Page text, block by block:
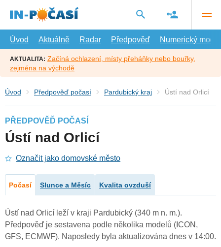
hlavní
Úvod
Aktuálně Radar Předpověď Numerický model
AKTUALITA: Začíná ochlazení, místy přeháňky nebo bouřky,
zejména na východě
Úvod Předpověď počasí Pardubický kraj Ústí nad Orlicí
PŘEDPOVĚĎ POČASÍ
Ústí nad Orlicí
Označit jako domovské město
Počasí Slunce a Měsíc Kvalita ovzduší
Ústí nad Orlicí leží v kraji Pardubický (340 m n. m.).
Předpověď je sestavena podle několika modelů (ICON,
GFS, ECMWF). Naposledy byla aktualizována dnes v 14:00.